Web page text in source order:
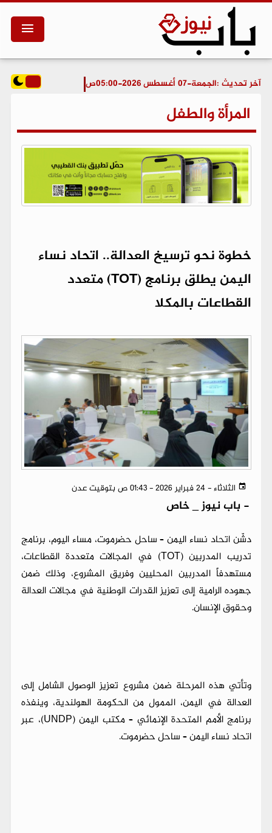
آخر تحديث :الجمعة-07 أغسطس 2026-05:00ص
المرأة والطفل
خطوة نحو ترسيخ العدالة.. اتحاد نساء
اليمن يطلق برنامج (TOT) متعدد
القطاعات بالمكلا
الثلاثاء - 24 فبراير 2026 - 01:43 ص بتوقيت عدن
- باب نيوز _ خاص
دشّن اتحاد نساء اليمن – ساحل حضرموت، مساء اليوم، برنامج
تدريب المدربين (TOT) في المجالات متعددة القطاعات،
مستهدفاً المدربين المحليين وفريق المشروع، وذلك ضمن
جهوده الرامية إلى تعزيز القدرات الوطنية في مجالات العدالة
وحقوق الإنسان.
وتأتي هذه المرحلة ضمن مشروع تعزيز الوصول الشامل إلى
العدالة في اليمن، الممول من الحكومة الهولندية، وينفذه
برنامج الأمم المتحدة الإنمائي – مكتب اليمن (UNDP)، عبر
اتحاد نساء اليمن – ساحل حضرموت.